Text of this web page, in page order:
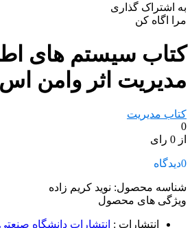
به اشتراک گذاری
مرا اگاه کن
کتاب سیستم های
مدیریت اثر وامن اس
کتاب مدیریت
0
از 0 رای
0دیدگاه
شناسه محصول: نوید کریم زاده
ویژگی های محصول
انتشارات : انتشارات دانشگاه